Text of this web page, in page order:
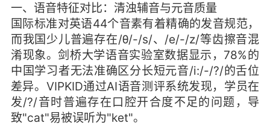
一、语音特征对比：清浊辅音与元音质量
国际标准对英语44个音素有着精确的发音规范，
而我国少儿普遍存在/θ/-/s/、/e/-/z/等齿擦音混
淆现象。剑桥大学语音实验室数据显示，78%的
中国学习者无法准确区分长短元音/i:/-/?/的舌位
差异。VIPKID通过AI语音测评系统发现，学员在
发/?/音时普遍存在口腔开合度不足的问题，导
致"cat"易被误听为"ket"。